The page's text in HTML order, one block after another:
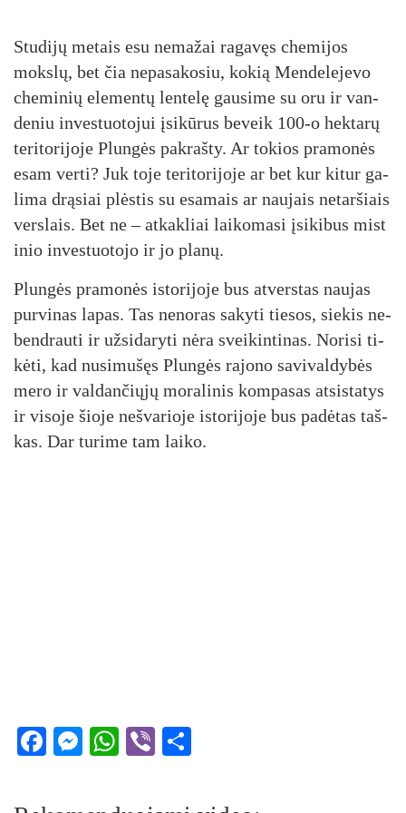
Stu­di­jų me­tais esu ne­ma­žai ra­ga­vęs che­mi­jos
moks­lų, bet čia ne­pa­sa­ko­siu, ko­kią Men­de­le­je­vo
che­mi­nių ele­men­tų len­te­lę gau­si­me su oru ir van­
de­niu in­ves­tuo­to­jui įsi­kū­rus be­veik 100-o hek­ta­rų
te­ri­to­ri­jo­je Plun­gės pa­kraš­ty. Ar to­kios pra­mo­nės
esam ver­ti? Juk to­je te­ri­to­ri­jo­je ar bet kur ki­tur ga­
li­ma drą­siai plės­tis su esa­mais ar nau­jais ne­tar­šiais
vers­lais. Bet ne – at­kak­liai lai­ko­ma­si įsi­ki­bus mis­t
i­nio in­ves­tuo­to­jo ir jo pla­nų.
Plun­gės pra­mo­nės is­to­ri­jo­je bus at­vers­tas nau­jas
pur­vi­nas la­pas. Tas ne­no­ras sa­ky­ti tie­sos, sie­kis ne­
bend­rau­ti ir už­si­da­ry­ti nė­ra svei­kin­ti­nas. No­ri­si ti­
kė­ti, kad nu­si­mu­šęs Plun­gės ra­jo­no sa­vi­val­dy­bės
me­ro ir val­dan­čių­jų mo­ra­li­nis kom­pa­sas at­si­sta­tys
ir vi­so­je šio­je ne­šva­rio­je is­to­ri­jo­je bus pa­dė­tas taš­
kas. Dar tu­ri­me tam lai­ko.
Facebook
Messenger
WhatsApp
Viber